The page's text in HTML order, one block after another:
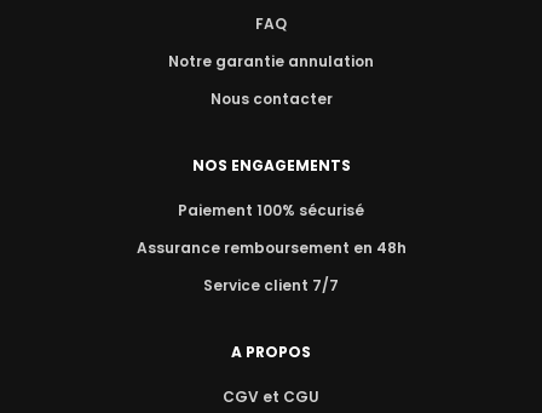
FAQ
Notre garantie annulation
Nous contacter
NOS ENGAGEMENTS
Paiement 100% sécurisé
Assurance remboursement en 48h
Service client 7/7
A PROPOS
CGV et CGU